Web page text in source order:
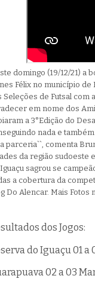
domingo (19/12/21) a
Félix no município de
Seleções de Futsal com
em nome dos
a 3°Edição do
nada e
parceria``, comenta
da região sudoeste
sagrou se
a cobertura da
Do Alencar. Mais Fotos
dos Jogos:
do Iguaçu 01 a
02 a 03